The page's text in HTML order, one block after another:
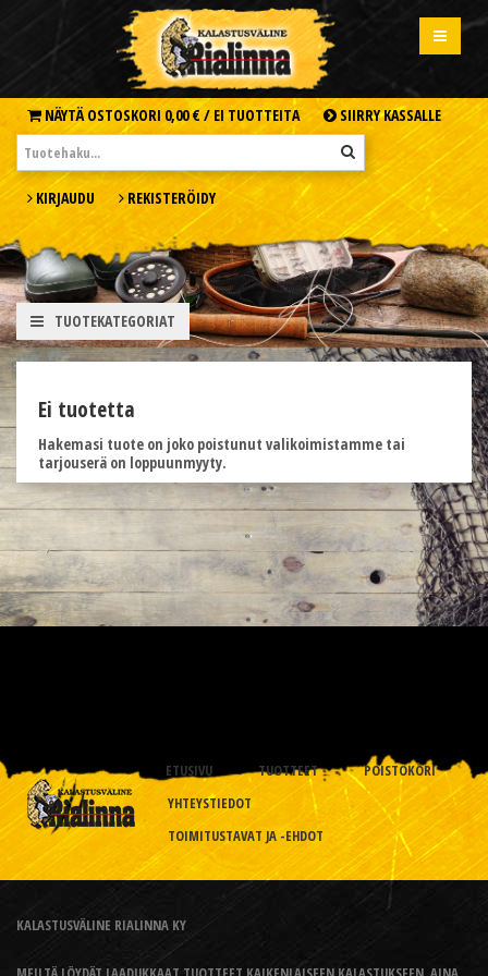
NÄYTÄ OSTOSKORI 0,00 € / EI TUOTTEITA SIIRRY KASSALLE
KIRJAUDU REKISTERÖIDY
TUOTEKATEGORIAT
Ei tuotetta
Hakemasi tuote on joko poistunut valikoimistamme tai
tarjouserä on loppuunmyyty.
ETUSIVU TUOTTEET
POISTOKORI
YHTEYSTIEDOT
TOIMITUSTAVAT JA -EHDOT
KALASTUSVÄLINE RIALINNA KY